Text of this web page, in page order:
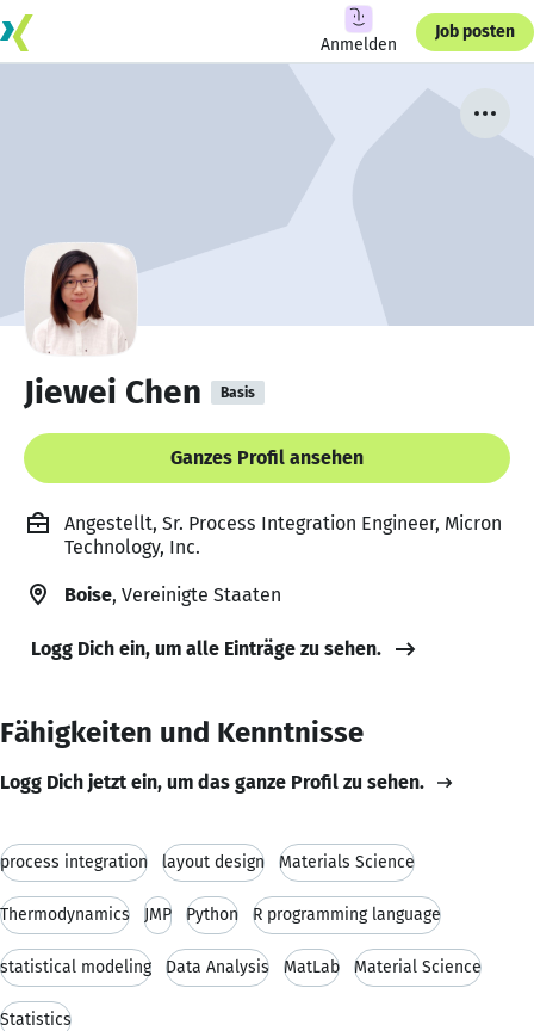
Anmelden
Job posten
Jiewei Chen Basis
Ganzes Profil ansehen
Angestellt, Sr. Process Integration Engineer, Micron
Technology, Inc.
Boise, Vereinigte Staaten
Logg Dich ein, um alle Einträge zu sehen.
Fähigkeiten und Kenntnisse
Logg Dich jetzt ein, um das ganze Profil zu sehen.
process integration layout design Materials Science
Thermodynamics JMP Python R programming language
statistical modeling Data Analysis MatLab Material Science
Statistics